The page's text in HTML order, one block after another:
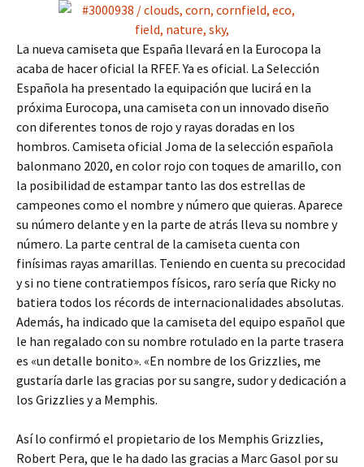
La nueva camiseta que España llevará en la Eurocopa la
acaba de hacer oficial la RFEF. Ya es oficial. La Selección
Española ha presentado la equipación que lucirá en la
próxima Eurocopa, una camiseta con un innovado diseño
con diferentes tonos de rojo y rayas doradas en los
hombros. Camiseta oficial Joma de la selección española
balonmano 2020, en color rojo con toques de amarillo, con
la posibilidad de estampar tanto las dos estrellas de
campeones como el nombre y número que quieras. Aparece
su número delante y en la parte de atrás lleva su nombre y
número. La parte central de la camiseta cuenta con
finísimas rayas amarillas. Teniendo en cuenta su precocidad
y si no tiene contratiempos físicos, raro sería que Ricky no
batiera todos los récords de internacionalidades absolutas.
Además, ha indicado que la camiseta del equipo español que
le han regalado con su nombre rotulado en la parte trasera
es «un detalle bonito». «En nombre de los Grizzlies, me
gustaría darle las gracias por su sangre, sudor y dedicación a
los Grizzlies y a Memphis.
Así lo confirmó el propietario de los Memphis Grizzlies,
Robert Pera, que le ha dado las gracias a Marc Gasol por su